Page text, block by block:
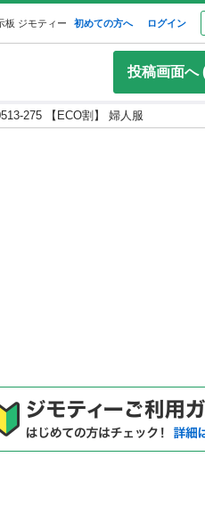
板 ジモティー 初めての方へ ログイン
投稿画面へ
275 【ECO割】 婦人服